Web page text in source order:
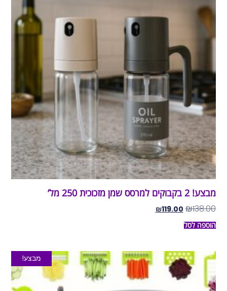
מבצע! 2 בקבוקים למרסס שמן מזכוכית 250 מל’
₪138.00
₪119.00
הוספה לסל
מבצע!